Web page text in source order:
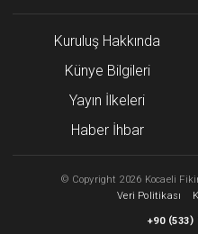
Kuruluş Hakkında
Künye Bilgileri
Yayın İlkeleri
Haber İhbar
© Copyright 2026 Kocaeli
Veri Politikası
+90 (533)